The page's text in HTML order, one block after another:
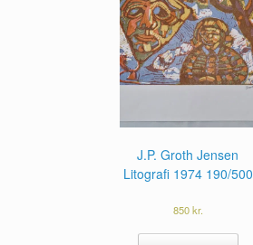
J.P. Groth Jensen
Litografi 1974 190/500
850kr.